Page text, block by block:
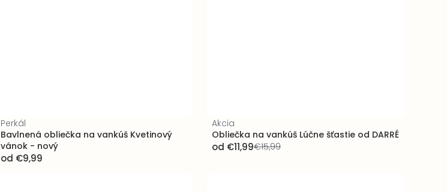
Perkál
Bavlnená obliečka na vankúš Kvetinový
vánok - nový
od €9,99
Akcia
Obliečka na vankúš Lúčne šťastie od DARRÉ
€15,99
od €11,99